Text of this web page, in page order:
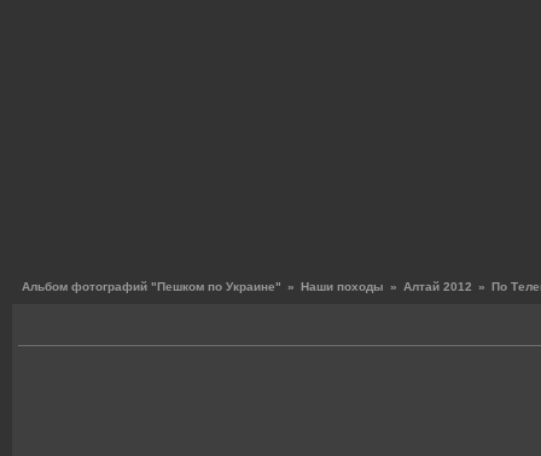
Альбом фотографий "Пешком по Украине" » Наши походы » Алтай 2012 » По